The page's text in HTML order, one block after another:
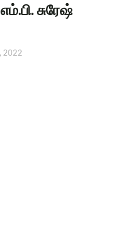
சுரேஷ்
2022